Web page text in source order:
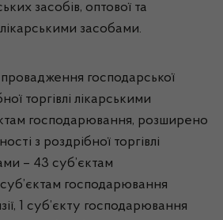
засобів, оптової та
лікарськими засобами.
господарської
торгівлі лікарськими
господарювання, розширено
з роздрібної торгівлі
– 43 суб’єктам
господарювання
1 суб’єкту господарювання